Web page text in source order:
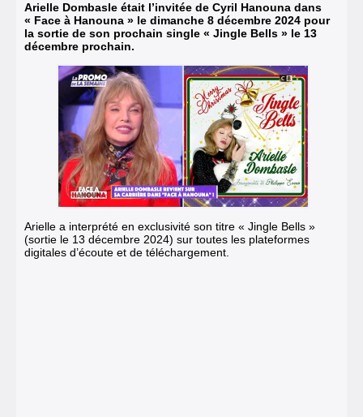
Arielle Dombasle était l’invitée de Cyril Hanouna dans
« Face à Hanouna » le dimanche 8 décembre 2024 pour
la sortie de son prochain single « Jingle Bells » le 13
décembre prochain.
Arielle a interprété en exclusivité son titre « Jingle Bells »
(sortie le 13 décembre 2024) sur toutes les plateformes
digitales d’écoute et de téléchargement.